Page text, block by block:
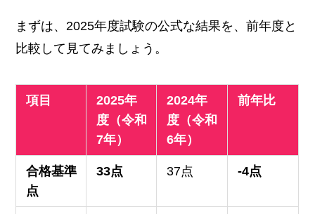
まずは、2025年度試験の公式な結果を、前年度と
比較して見てみましょう。
項目
2025年
度（令和
7年）
2024年
度（令和
6年）
前年比
合格基準
点
33点 37点 -4点